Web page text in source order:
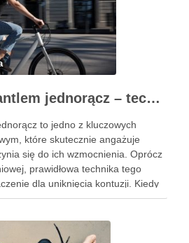
Wiosłowanie hantlem jednorącz – technika, błędy i efekty treningu
to jedno z kluczowych
które skutecznie angażuje
się do ich wzmocnienia. Oprócz
prawidłowa technika tego
dla uniknięcia kontuzji. Kiedy
skupiamy się nie tylko na ruchu,